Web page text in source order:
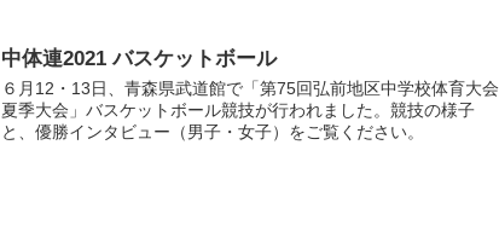
中体連2021 バスケットボール
６月12・13日、青森県武道館で「第75回弘前地区中学校体育大会
夏季大会」バスケットボール競技が行われました。競技の様子
と、優勝インタビュー（男子・女子）をご覧ください。